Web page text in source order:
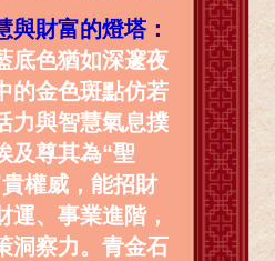
與財富的燈塔：
底色猶如深邃夜
的金色斑點仿若
力與智慧氣息撲
及尊其為“聖
權威，能招財
運、事業進階，
洞察力。青金石